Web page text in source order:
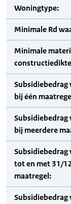
Woningtype:
Minimale Rd
Minimale
bij één
bij meerdere
tot en met 31/
maatregel: